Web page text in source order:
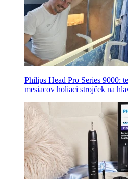
Philips Head Pro Series 9000:
mesiacov holiaci strojček na